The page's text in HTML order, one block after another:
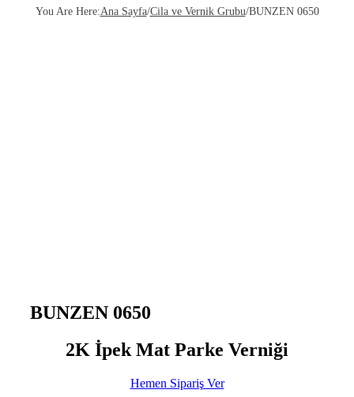
You Are Here:Ana Sayfa/Cila ve Vernik Grubu/BUNZEN 0650
BUNZEN 0650
2K İpek Mat Parke Verniği
Hemen Sipariş Ver